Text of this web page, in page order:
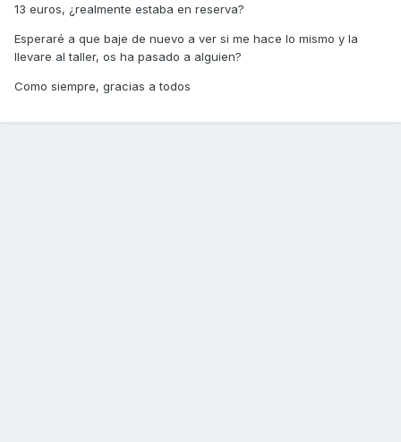
13 euros, ¿realmente estaba en reserva?
Esperaré a que baje de nuevo a ver si me hace lo mismo y la
llevare al taller, os ha pasado a alguien?
Como siempre, gracias a todos